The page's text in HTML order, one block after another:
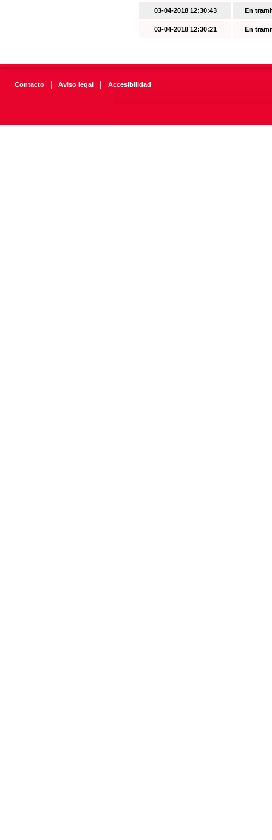
03-04-2018 12:30:43 En
03-04-2018 12:30:21 En
Contacto | Aviso legal | Accesibilidad